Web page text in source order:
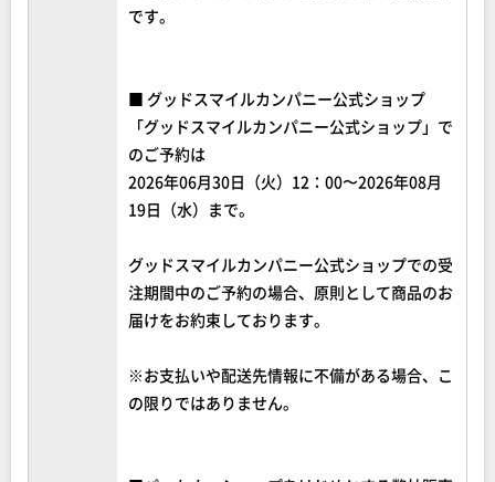
です。
■ グッドスマイルカンパニー公式ショップ
「グッドスマイルカンパニー公式ショップ」で
のご予約は
2026年06月30日（火）12：00〜2026年08月
19日（水）まで。
グッドスマイルカンパニー公式ショップでの受
注期間中のご予約の場合、原則として商品のお
届けをお約束しております。
※お支払いや配送先情報に不備がある場合、こ
の限りではありません。